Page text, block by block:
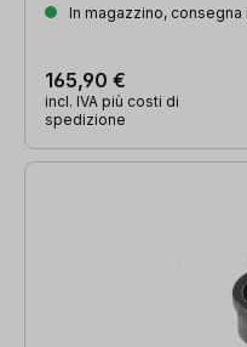
In magazzino, consegna
165,90 €
incl. IVA più costi di
spedizione